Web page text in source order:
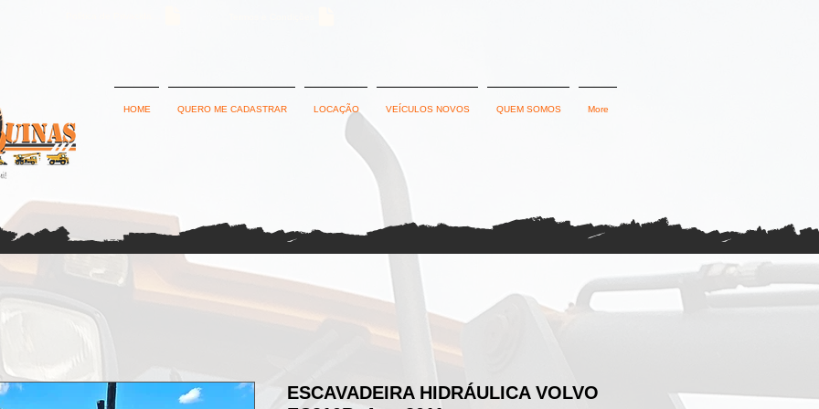
HOME QUERO ME CADASTRAR LOCAÇÃO VEÍCULOS NOVOS QUEM SOMOS More
ESCAVADEIRA HIDRÁULICA VOLVO